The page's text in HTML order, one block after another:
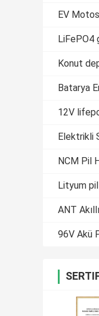
EV
LiFePO4
Konut
Batarya
12V
Elektrikli
NCM Pil
Lityum
ANT
96V Akü